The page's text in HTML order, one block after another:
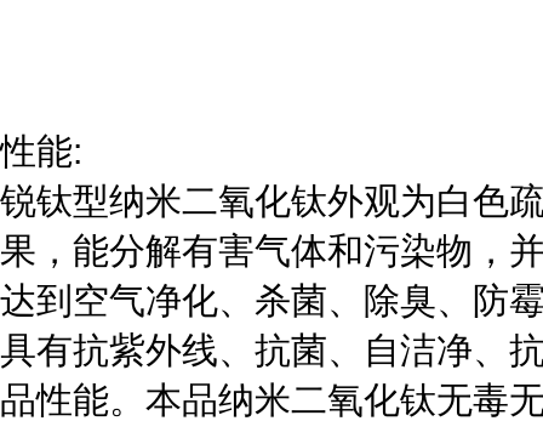
性能:
锐钛型纳米二氧化钛外观为白色
果，能分解有害气体和污染物，
达到空气净化、杀菌、除臭、防
具有抗紫外线、抗菌、自洁净、
品性能。本品纳米二氧化钛无毒